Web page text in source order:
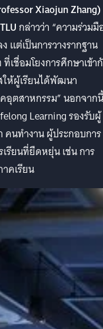
Xiaojun Zhang)
กล่าวว่า “ความร่วมมื
แต่เป็นการวางรากฐาน
เชื่อมโยงการศึกษาเข้า
ให้ผู้เรียนได้พัฒนา
อุตสาหกรรม” นอกจากนี้
Learning รองรับผู้
นทำงาน ผู้ประกอบการ
รียนที่ยืดหยุ่น เช่น การ
คเรียน